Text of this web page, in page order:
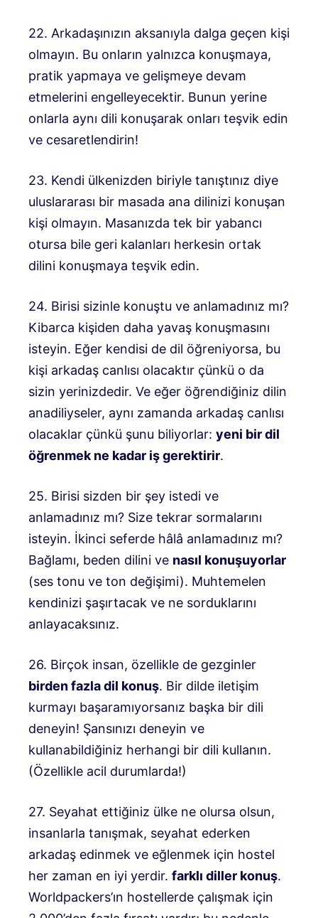
22. Arkadaşınızın aksanıyla dalga geçen kişi
olmayın. Bu onların yalnızca konuşmaya,
pratik yapmaya ve gelişmeye devam
etmelerini engelleyecektir. Bunun yerine
onlarla aynı dili konuşarak onları teşvik edin
ve cesaretlendirin!
23. Kendi ülkenizden biriyle tanıştınız diye
uluslararası bir masada ana dilinizi konuşan
kişi olmayın. Masanızda tek bir yabancı
otursa bile geri kalanları herkesin ortak
dilini konuşmaya teşvik edin.
24. Birisi sizinle konuştu ve anlamadınız mı?
Kibarca kişiden daha yavaş konuşmasını
isteyin. Eğer kendisi de dil öğreniyorsa, bu
kişi arkadaş canlısı olacaktır çünkü o da
sizin yerinizdedir. Ve eğer öğrendiğiniz dilin
anadiliyseler, aynı zamanda arkadaş canlısı
olacaklar çünkü şunu biliyorlar: yeni bir dil
öğrenmek ne kadar iş gerektirir.
25. Birisi sizden bir şey istedi ve
anlamadınız mı? Size tekrar sormalarını
isteyin. İkinci seferde hâlâ anlamadınız mı?
Bağlamı, beden dilini ve nasıl konuşuyorlar
(ses tonu ve ton değişimi). Muhtemelen
kendinizi şaşırtacak ve ne sorduklarını
anlayacaksınız.
26. Birçok insan, özellikle de gezginler
birden fazla dil konuş. Bir dilde iletişim
kurmayı başaramıyorsanız başka bir dili
deneyin! Şansınızı deneyin ve
kullanabildiğiniz herhangi bir dili kullanın.
(Özellikle acil durumlarda!)
27. Seyahat ettiğiniz ülke ne olursa olsun,
insanlarla tanışmak, seyahat ederken
arkadaş edinmek ve eğlenmek için hostel
her zaman en iyi yerdir. farklı diller konuş.
Worldpackers’ın hostellerde çalışmak için